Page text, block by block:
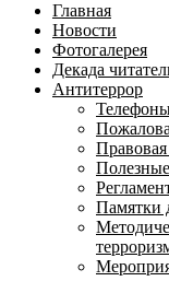
Главная
Новости
Фотогалерея
Декада
Антитеррор
Памятки